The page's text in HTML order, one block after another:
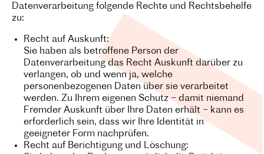
Datenverarbeitung folgende Rechte und Rechtsbehelfe
zu:
Recht auf Auskunft:
Sie haben als betroffene Person der
Datenverarbeitung das Recht Auskunft darüber zu
verlangen, ob und wenn ja, welche
personenbezogenen Daten über sie verarbeitet
werden. Zu Ihrem eigenen Schutz – damit niemand
Fremder Auskunft über Ihre Daten erhält – kann es
erforderlich sein, dass wir Ihre Identität in
geeigneter Form nachprüfen.
Recht auf Berichtigung und Löschung: